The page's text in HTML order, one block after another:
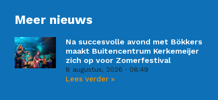
Meer nieuws
Na succesvolle avond met Bökkers
maakt Buitencentrum Kerkemeijer
zich op voor Zomerfestival
8 augustus, 2026 08:49
Lees verder »